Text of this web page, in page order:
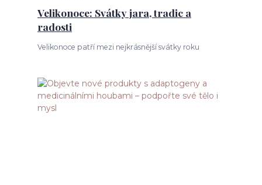
Velikonoce: Svátky jara, tradic a
radosti
Velikonoce patří mezi nejkrásnější svátky roku